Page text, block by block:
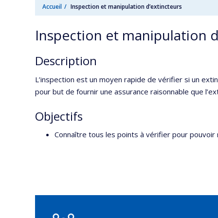
Accueil Inspection et manipulation d’extincteurs
Inspection et manipulation
Description
L’inspection est un moyen rapide de vérifier si un
pour but de fournir une assurance raisonnable que
Objectifs
Connaître tous les points à vérifier pour pouvoir